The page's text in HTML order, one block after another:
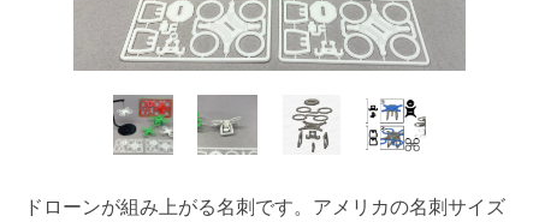
ドローンが組み上がる名刺です。アメリカの名刺サイズ